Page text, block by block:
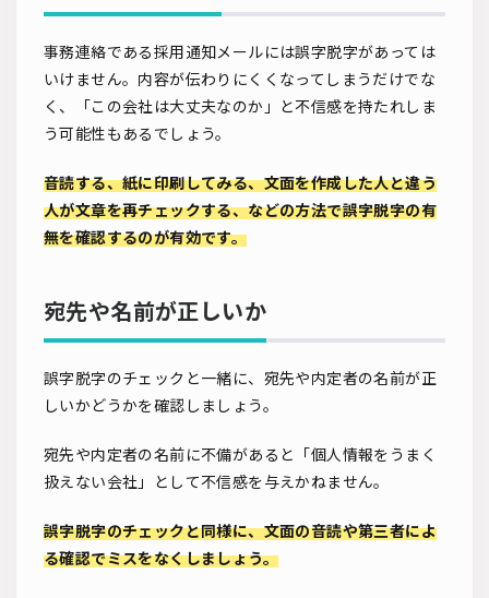
事務連絡である採用通知メールには誤字脱字があっては
いけません。内容が伝わりにくくなってしまうだけでな
く、「この会社は大丈夫なのか」と不信感を持たれしま
う可能性もあるでしょう。
音読する、紙に印刷してみる、文面を作成した人と違う
人が文章を再チェックする、などの方法で誤字脱字の有
無を確認するのが有効です。
宛先や名前が正しいか
誤字脱字のチェックと一緒に、宛先や内定者の名前が正
しいかどうかを確認しましょう。
宛先や内定者の名前に不備があると「個人情報をうまく
扱えない会社」として不信感を与えかねません。
誤字脱字のチェックと同様に、文面の音読や第三者によ
る確認でミスをなくしましょう。